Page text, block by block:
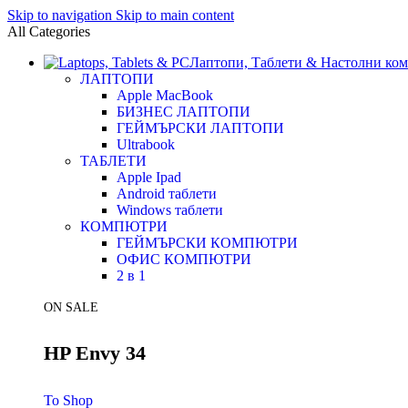
Skip to navigation Skip to main content
All Categories
Лаптопи, Таблети & Настолни
ЛАПТОПИ
Apple MacBook
БИЗНЕС ЛАПТОПИ
ГЕЙМЪРСКИ ЛАПТОПИ
Ultrabook
ТАБЛЕТИ
Apple Ipad
Android таблети
Windows таблети
КОМПЮТРИ
ГЕЙМЪРСКИ КОМПЮТРИ
ОФИС КОМПЮТРИ
2 в 1
ON SALE
HP Envy 34
To Shop